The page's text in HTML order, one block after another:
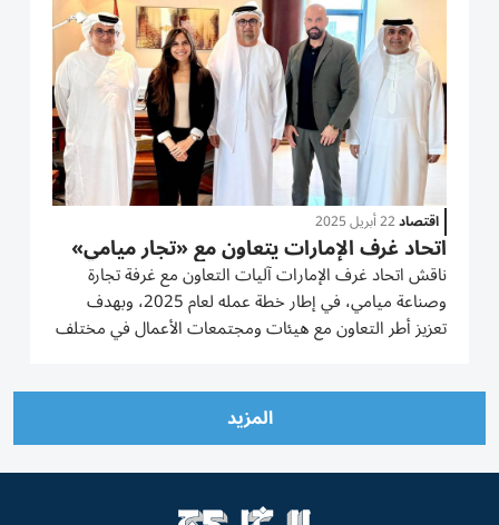
اقتصاد22 أبريل 2025
اتحاد غرف الإمارات يتعاون مع «تجار ميامي»
ناقش اتحاد غرف الإمارات آليات التعاون مع غرفة تجارة
وصناعة ميامي، في إطار خطة عمله لعام 2025، وبهدف
تعزيز أطر التعاون مع هيئات ومجتمعات الأعمال في مختلف
المزيد